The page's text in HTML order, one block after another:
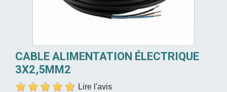
CABLE ALIMENTATION ÉLECTRIQUE
3X2,5MM2
Lire l'avis